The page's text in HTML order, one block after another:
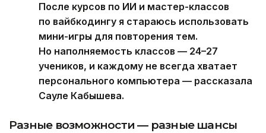
После курсов по ИИ и мастер-классов
по вайбкодингу я стараюсь использовать
мини-игры для повторения тем.
Но наполняемость классов — 24–27
учеников, и каждому не всегда хватает
персонального компьютера — рассказала
Сауле Кабышева.
Разные возможности — разные шансы